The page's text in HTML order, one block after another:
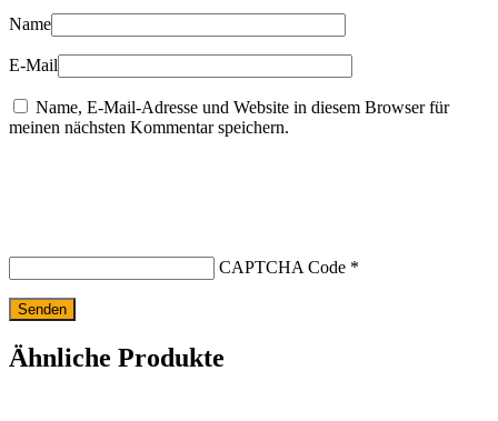
Name
E-Mail
Name, E-Mail-Adresse und Website in diesem Browser für
meinen nächsten Kommentar speichern.
CAPTCHA Code *
Ähnliche Produkte